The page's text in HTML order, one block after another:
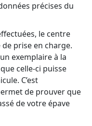
précises du
le centre
prise en charge.
exemplaire à la
celle-ci puisse
C’est
de prouver que
de votre épave